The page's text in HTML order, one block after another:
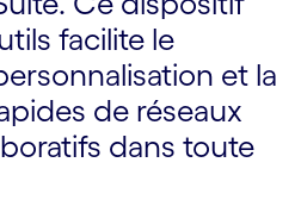
facilite le
et la
de réseaux
dans toute